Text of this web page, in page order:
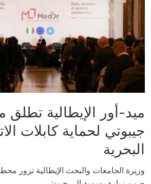
ميد-أور الإيطالية
جيبوتي لحماية كابلات
البحرية
وزيرة الجامعات والبحث الإيطالية تزور